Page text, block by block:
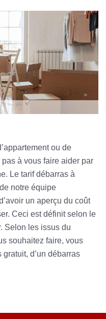
ou de
à vous faire aider par
Le tarif débarras à
notre équipe
un aperçu du coût
Ceci est définit selon le
Selon les issus du
souhaitez faire, vous
d’un débarras